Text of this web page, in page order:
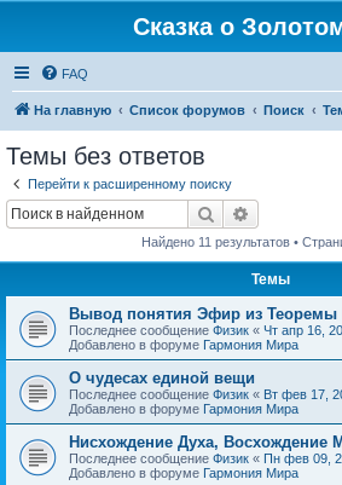
Сказка о
FAQ
На главную Список форумов Поиск
Темы без ответов
Перейти к расширенному поиску
Поиск
Найдено 11 результатов •
Темы
Вывод понятия Эфир из Теоремы
Последнее сообщение Физик « Чт апр 16,
Добавлено в форуме Гармония Мира
О чудесах единой вещи
Последнее сообщение Физик « Вт фев 17,
Добавлено в форуме Гармония Мира
Нисхождение Духа, Восхождение
Последнее сообщение Физик « Пн фев 09,
Добавлено в форуме Гармония Мира